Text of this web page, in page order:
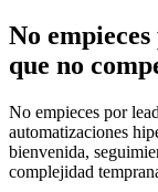
No
que no
No empieces por
automatizaciones
bienvenida,
complejidad